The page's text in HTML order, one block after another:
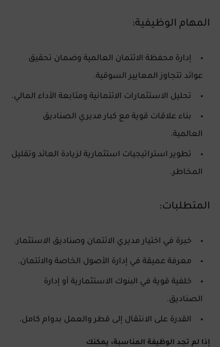
المهام الوظيفية:
إدارة محفظة الائتمان العالمية وضمان تحقيق
عوائد تتجاوز المعايير السوقية.
تحليل الاستثمارات الائتمانية ومتابعة الأداء المالي.
بناء علاقات قوية مع كبار مديري الصناديق
العالمية.
تطوير استراتيجيات استثمارية لزيادة العائد وتقليل
المخاطر.
المتطلبات:
خبرة في اختيار مديري الائتمان وصناديق الاستثمار.
معرفة عميقة في إدارة الأصول الخاصة والائتمان.
خلفية قوية في البنوك الاستثمارية أو إدارة
الصناديق.
القدرة على الانتقال إلى قطر والعمل بدوام كامل.
إذا لم تجد الوظيفة المناسبة، يمكنك